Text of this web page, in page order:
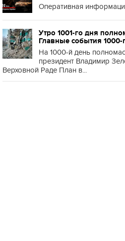
Оперативная
Утро 1001-го дня
Главные события
На 1000-й день
президент Владимир
Верховной Раде План в...